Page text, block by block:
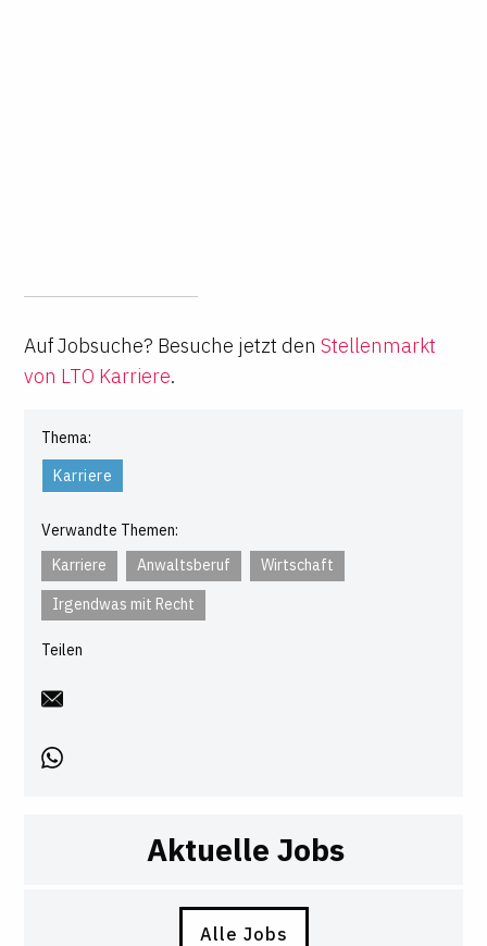
Auf Jobsuche? Besuche jetzt den Stellenmarkt
von LTO Karriere.
Thema:
Karriere
Verwandte Themen:
Karriere
Anwaltsberuf
Wirtschaft
Irgendwas mit Recht
Teilen
Aktuelle Jobs
Alle Jobs